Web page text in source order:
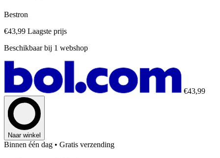
Bestron
€43,99 Laagste prijs
Beschikbaar bij 1 webshop
€43,99
Naar winkel
Binnen één dag • Gratis verzending